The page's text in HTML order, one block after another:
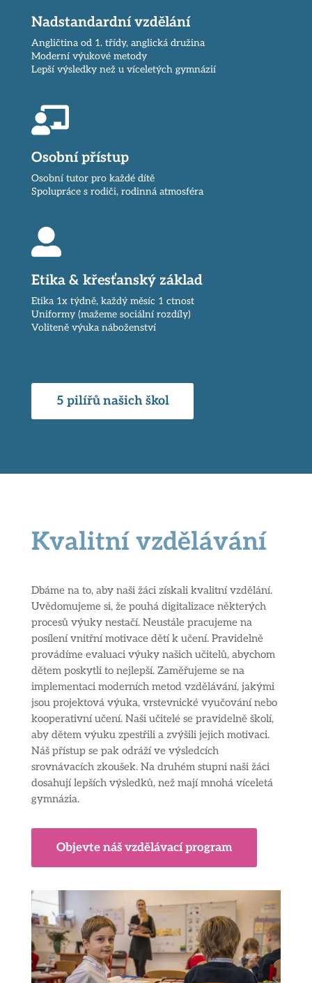
Nadstandardní vzdělání
Angličtina od 1. třídy, anglická družina
Moderní výukové metody
Lepší výsledky než u víceletých gymnázií

Osobní přístup
Osobní tutor pro každé dítě
Spolupráce s rodiči, rodinná atmosféra

Etika & křesťanský základ
Etika 1x týdně, každý měsíc 1 ctnost
Uniformy (mažeme sociální rozdíly)
Voliteně výuka náboženství
5 pilířů našich škol
Kvalitní vzdělávání
Dbáme na to, aby naši žáci získali kvalitní vzdělání.
Uvědomujeme si, že pouhá digitalizace některých
procesů výuky nestačí. Neustále pracujeme na
posílení vnitřní motivace dětí k učení. Pravidelně
provádíme evaluaci výuky našich učitelů, abychom
dětem poskytli to nejlepší. Zaměřujeme se na
implementaci moderních metod vzdělávání, jakými
jsou projektová výuka, vrstevnické vyučování nebo
kooperativní učení. Naši učitelé se pravidelně školí,
aby dětem výuku zpestřili a zvýšili jejich motivaci.
Náš přístup se pak odráží ve výsledcích
srovnávacích zkoušek. Na druhém stupni naši žáci
dosahují lepších výsledků, než mají mnohá víceletá
gymnázia.
Objevte náš vzdělávací program